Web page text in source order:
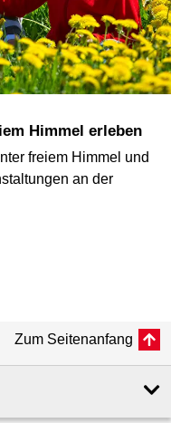
Himmel erleben
freiem Himmel und
an der
Zum Seitenanfang